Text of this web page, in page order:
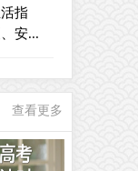
指
安...
查看更多